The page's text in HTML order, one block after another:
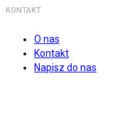
KONTAKT
O nas
Kontakt
Napisz do nas